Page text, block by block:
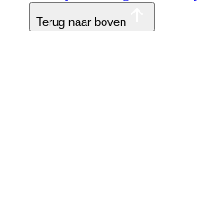
Terug naar boven